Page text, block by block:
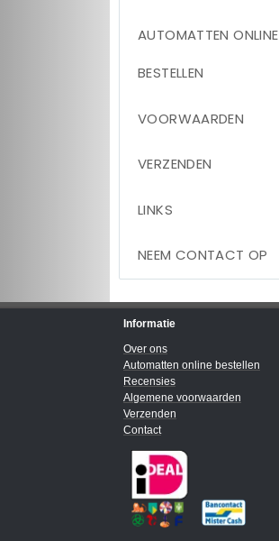
AUTOMATTEN ONLINE
BESTELLEN
VOORWAARDEN
VERZENDEN
LINKS
NEEM CONTACT OP
Informatie
Over ons
Automatten online bestellen
Recensies
Algemene voorwaarden
Verzenden
Contact